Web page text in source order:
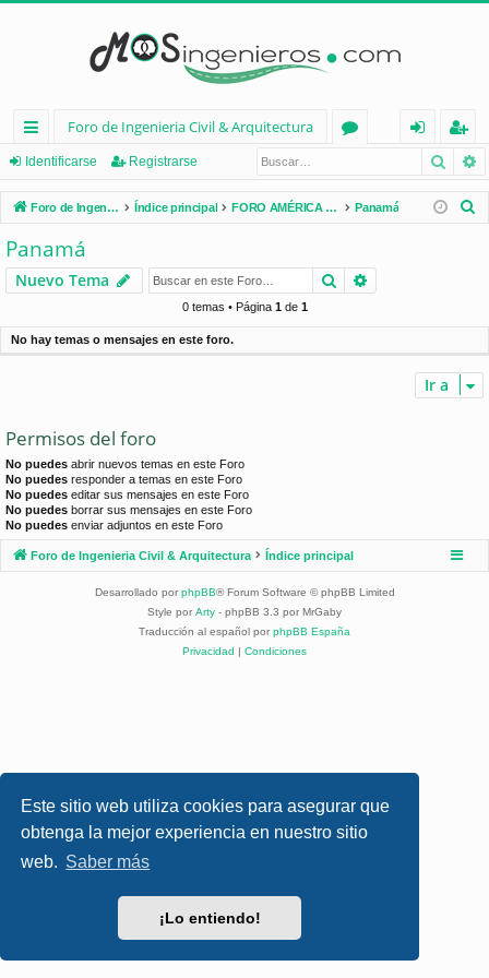
Este sitio web utiliza cookies para asegurar que
obtenga la mejor experiencia en nuestro sitio
web. Saber más
¡Lo entiendo!
nl
ac
es
rá
pi
d
Foro de Ingenieria Civil & Arquitectura
os
nt
ifi
e
eg
ist
ra
Identificarse Registrarse
Foro de Ingenieria Civil & Arquitectura Índice principal FORO AMÉRICA LATINA Panamá
r
Panamá
Nuevo Tema Buscar
0 temas • Página 1de 1
No hay temas o mensajes en este foro.
Ir a
Permisos del foro
No puedes abrir nuevos temas en este Foro
No puedes responder a temas en este Foro
No puedes editar sus mensajes en este Foro
No puedes borrar sus mensajes en este Foro
No puedes enviar adjuntos en este Foro
Foro de Ingenieria Civil & Arquitectura Índice principal
Desarrollado por phpBB® Forum Software © phpBB Limited
Style por Arty - phpBB 3.3 por MrGaby
Traducción al español por phpBB España
Privacidad | Condiciones